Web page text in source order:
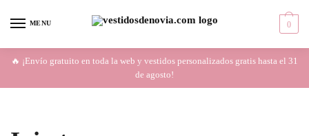
MENU 0
🔥 ¡Envío gratuito en toda la web y vestidos personalizados gratis hasta el 31
de agosto!